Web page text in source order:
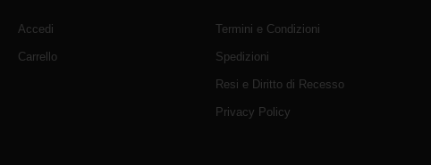
Accedi
Carrello
Termini e Condizioni
Spedizioni
Resi e Diritto di Recesso
Privacy Policy